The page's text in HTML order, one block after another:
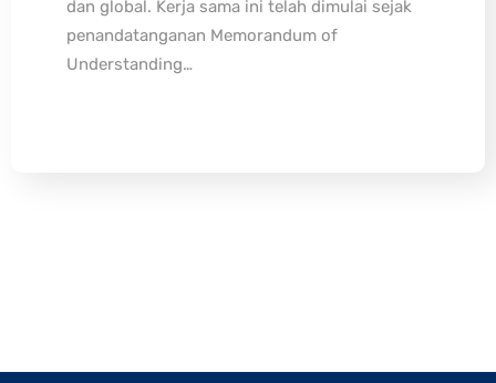
dan global. Kerja sama ini telah dimulai sejak
penandatanganan Memorandum of
Understanding…